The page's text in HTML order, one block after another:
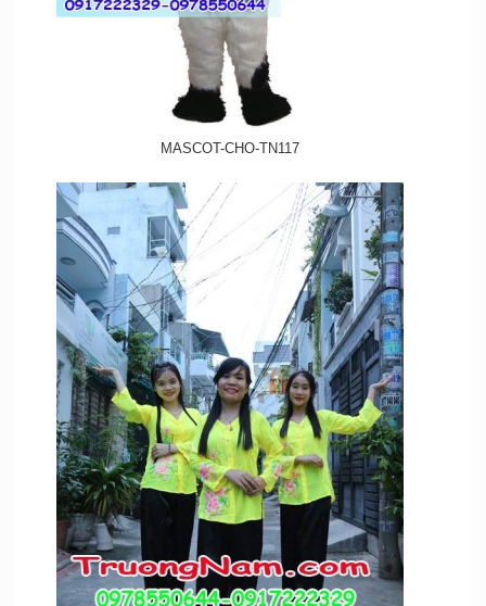
MASCOT-CHO-TN117